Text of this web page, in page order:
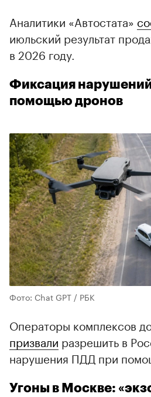
Аналитики «Автостата»
июльский результат
в 2026 году.
Фиксация
помощью дронов
Фото: Chat GPT / РБК
Операторы комплексов
призвали разрешить в
нарушения ПДД при
Угоны в Москве: